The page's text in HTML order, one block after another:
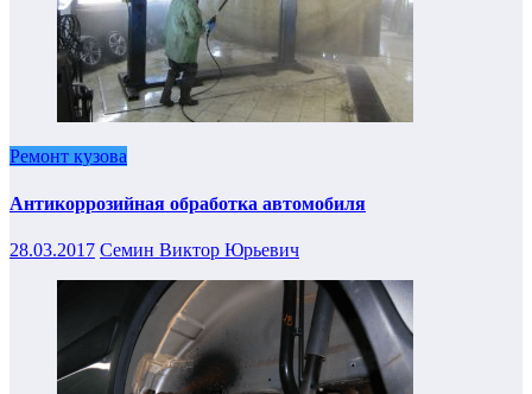
Ремонт кузова
Антикоррозийная обработка автомобиля
28.03.2017 Семин Виктор Юрьевич